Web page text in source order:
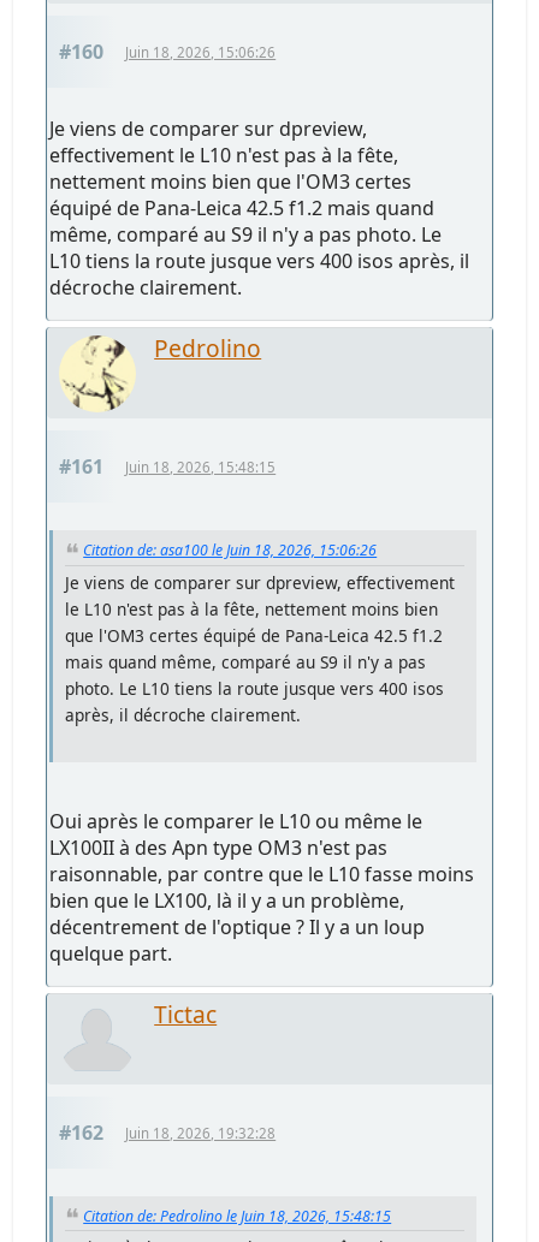
#160 Juin 18, 2026, 15:06:26
Je viens de comparer sur dpreview,
effectivement le L10 n'est pas à la fête,
nettement moins bien que l'OM3 certes
équipé de Pana-Leica 42.5 f1.2 mais quand
même, comparé au S9 il n'y a pas photo. Le
L10 tiens la route jusque vers 400 isos après, il
décroche clairement.
Pedrolino
#161 Juin 18, 2026, 15:48:15
Citation de: asa100 le Juin 18, 2026, 15:06:26
Je viens de comparer sur dpreview, effectivement
le L10 n'est pas à la fête, nettement moins bien
que l'OM3 certes équipé de Pana-Leica 42.5 f1.2
mais quand même, comparé au S9 il n'y a pas
photo. Le L10 tiens la route jusque vers 400 isos
après, il décroche clairement.
Oui après le comparer le L10 ou même le
LX100II à des Apn type OM3 n'est pas
raisonnable, par contre que le L10 fasse moins
bien que le LX100, là il y a un problème,
décentrement de l'optique ? Il y a un loup
quelque part.
Tictac
#162 Juin 18, 2026, 19:32:28
Citation de: Pedrolino le Juin 18, 2026, 15:48:15